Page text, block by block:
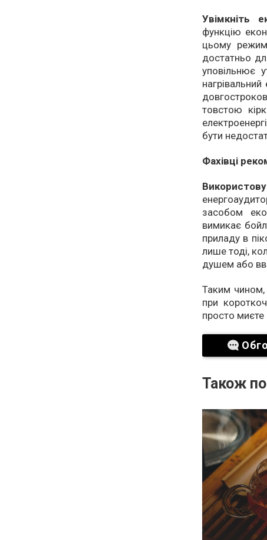
Увімкніть
функцію
цьому
достатньо
уповільнює
товстою
бути
Фахівці
засобом
вимикає
приладу в
лише тоді,
душем або
Таким
при
просто миєте
Також